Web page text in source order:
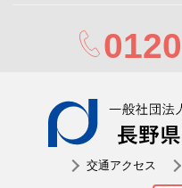
交通アクセス